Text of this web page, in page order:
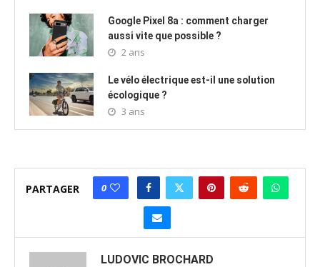
Google Pixel 8a : comment charger
aussi vite que possible ?
2 ans
Le vélo électrique est-il une solution
écologique ?
3 ans
PARTAGER 0
LUDOVIC BROCHARD